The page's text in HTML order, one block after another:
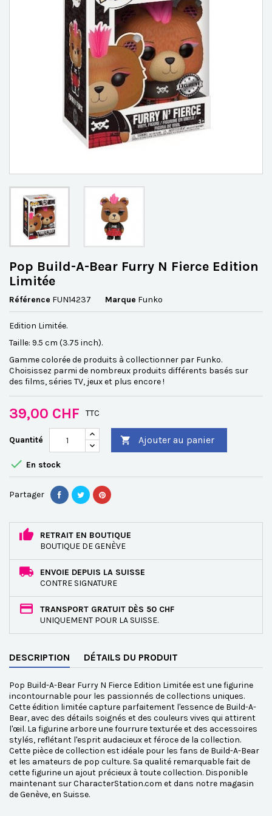
Pop Build-A-Bear Furry N Fierce Edition
Limitée
Référence FUN14237 Marque Funko
Edition Limitée.
Taille: 9.5 cm (3.75 inch).
Gamme colorée de produits à collectionner par Funko.
Choisissez parmi de nombreux produits différents basés sur
des films, séries TV, jeux et plus encore !
39,00 CHF TTC
Quantité  Ajouter au panier
 En stock
Partager
RETRAIT EN BOUTIQUE
BOUTIQUE DE GENÈVE
ENVOIE DEPUIS LA SUISSE
CONTRE SIGNATURE
TRANSPORT GRATUIT DÈS 50 CHF
UNIQUEMENT POUR LA SUISSE.
DESCRIPTION DÉTAILS DU PRODUIT
Pop Build-A-Bear Furry N Fierce Edition Limitée est une figurine
incontournable pour les passionnés de collections uniques.
Cette édition limitée capture parfaitement l'essence de Build-A-
Bear, avec des détails soignés et des couleurs vives qui attirent
l'œil. La figurine arbore une fourrure texturée et des accessoires
stylés, reflétant l'esprit audacieux et féroce de la collection.
Cette pièce de collection est idéale pour les fans de Build-A-Bear
et les amateurs de pop culture. Sa qualité remarquable fait de
cette figurine un ajout précieux à toute collection. Disponible
maintenant sur CharacterStation.com et dans notre magasin
de Genève, en Suisse.